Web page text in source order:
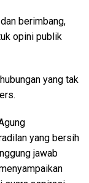
berimbang,
opini publik
yang tak
yang bersih
jawab